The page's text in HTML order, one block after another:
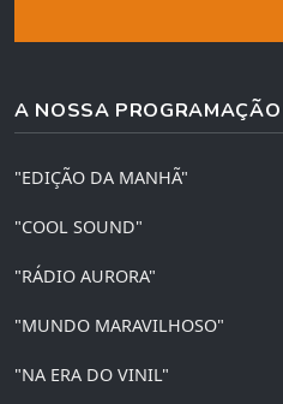
A NOSSA PROGRAMAÇÃO
"EDIÇÃO DA MANHÃ"
"COOL SOUND"
"RÁDIO AURORA"
"MUNDO MARAVILHOSO"
"NA ERA DO VINIL"